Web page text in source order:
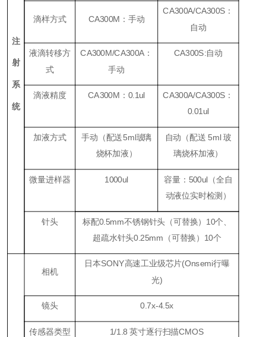
注
射
系
统
滴样方式 CA300M ：手动
CA300A/CA300S ：
自动
液滴转移方
式
CA300M/CA300A ：
手动
CA300S:自动
滴液精度 CA300M ： 0.1ul CA300A/CA300S ：
0.01ul
加液方式 手动（配送5ml玻璃
烧杯加液）
自动（配送 5ml 玻
璃烧杯加液）
微量进样器 1000ul 容量： 500ul（全自
动液位实时检测）
针头 标配0.5mm不锈钢针头（可替换）10个、
超疏水针头0.25mm（可替换）10个
相机
日本SONY高速工业级芯片(Onsemi行曝
光)
镜头 0.7x-4.5x
传感器类型 1/1.8 英寸逐行扫描CMOS